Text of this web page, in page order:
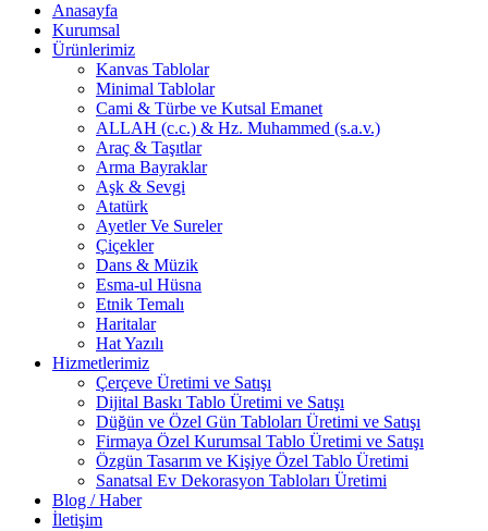
Anasayfa
Kurumsal
Ürünlerimiz
Kanvas Tablolar
Minimal Tablolar
Cami & Türbe ve Kutsal Emanet
ALLAH (c.c.) & Hz. Muhammed (s.a.v.)
Araç & Taşıtlar
Arma Bayraklar
Aşk & Sevgi
Atatürk
Ayetler Ve Sureler
Çiçekler
Dans & Müzik
Esma-ul Hüsna
Etnik Temalı
Haritalar
Hat Yazılı
Hizmetlerimiz
Çerçeve Üretimi ve Satışı
Dijital Baskı Tablo Üretimi ve Satışı
Düğün ve Özel Gün Tabloları Üretimi ve Satışı
Firmaya Özel Kurumsal Tablo Üretimi ve Satışı
Özgün Tasarım ve Kişiye Özel Tablo Üretimi
Sanatsal Ev Dekorasyon Tabloları Üretimi
Blog / Haber
İletişim